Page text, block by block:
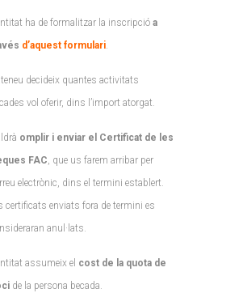
ha de formalitzar la inscripció a
d’aquest formulari.
decideix quantes activitats
vol oferir, dins l’import atorgat.
omplir i enviar el Certificat de les
FAC, que us farem arribar per
electrònic, dins el termini establert.
certificats enviats fora de termini es
anul·lats.
assumeix el cost de la quota de
de la persona becada.